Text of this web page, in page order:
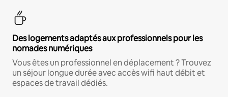
Des logements adaptés aux professionnels pour les
nomades numériques
Vous êtes un professionnel en déplacement ? Trouvez
un séjour longue durée avec accès wifi haut débit et
espaces de travail dédiés.